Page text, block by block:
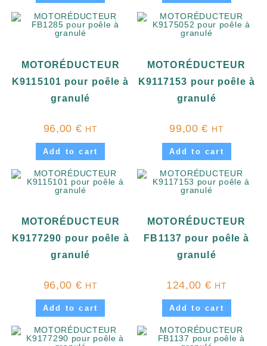
MOTORÉDUCTEUR
K9115101 pour poêle à
granulé
96,00 € HT
Add to cart
MOTORÉDUCTEUR
K9117153 pour poêle à
granulé
99,00€ HT
Add to cart
MOTORÉDUCTEUR
K9177290 pour poêle à
granulé
96,00 € HT
Add to cart
MOTORÉDUCTEUR
FB1137 pour poêle à
granulé
124,00 € HT
Add to cart